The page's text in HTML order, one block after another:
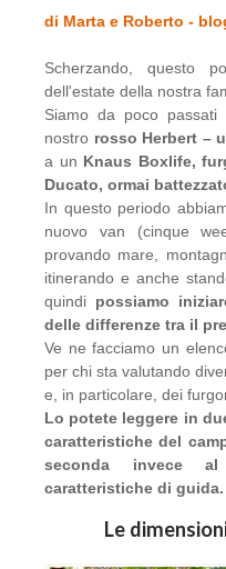
di Marta e Roberto -
Scherzando, questo
dell'estate della nostra
Siamo da poco passati
nostro rosso Herbert –
a un Knaus Boxlife,
Ducato, ormai
In questo periodo
nuovo van (cinque
provando mare,
itinerando e anche
quindi possiamo
delle differenze tra il
Ve ne facciamo un
per chi sta valutando
e, in particolare, dei
Lo potete leggere in
caratteristiche del
seconda invece
caratteristiche di guida.
Le